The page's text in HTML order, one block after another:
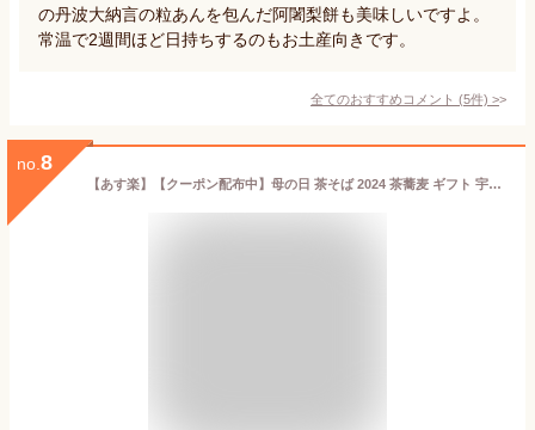
の丹波大納言の粒あんを包んだ阿闍梨餅も美味しいですよ。
常温で2週間ほど日持ちするのもお土産向きです。
全てのおすすめコメント (5件) >
no. 8
【あす楽】【クーポン配布中】母の日 茶そば 2024 茶蕎麦 ギフト 宇治抹茶そば ほうじ茶そば 3袋 6人前 つゆ付き 蕎麦 食べ物 京都 手土産 お供え 高級 内祝 お取り寄せ 送料無料 プレゼント 引越しそば 出産 誕生日 お返し 食べ物 人気 高級 お祝い 縁起物 花以外 食品